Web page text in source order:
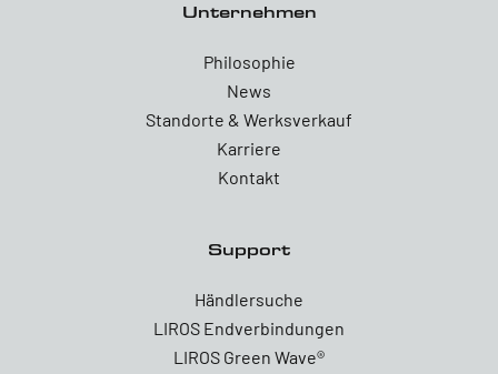
Unternehmen
Philosophie
News
Standorte & Werksverkauf
Karriere
Kontakt
Support
Händlersuche
LIROS Endverbindungen
LIROS Green Wave®